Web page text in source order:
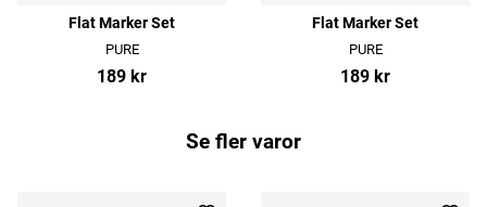
Flat Marker Set
PURE
189 kr
Flat Marker Set
PURE
189 kr
Se fler varor